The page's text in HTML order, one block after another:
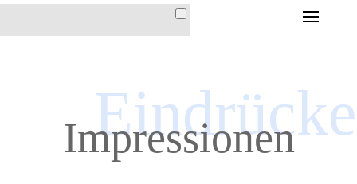
DIE FERIENWOHNUNG
IM HAUS CHRISTINA
AUSSTATTUNG &
Eindrücke
Impressionen